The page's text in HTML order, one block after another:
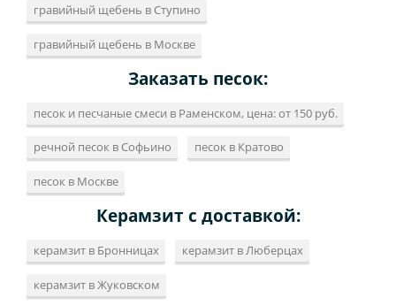
гравийный щебень в Ступино
гравийный щебень в Москве
Заказать песок:
песок и песчаные смеси в Раменском, цена: от 150 руб.
речной песок в Софьино песок в Кратово
песок в Москве
Керамзит с доставкой:
керамзит в Бронницах керамзит в Люберцах
керамзит в Жуковском